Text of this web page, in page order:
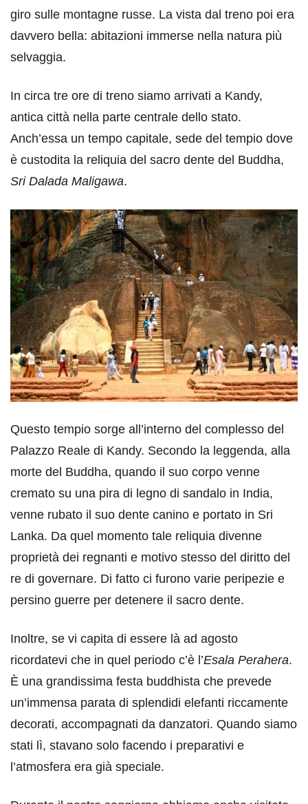
giro sulle montagne russe. La vista dal treno poi era
davvero bella: abitazioni immerse nella natura più
selvaggia.
In circa tre ore di treno siamo arrivati a Kandy,
antica città nella parte centrale dello stato.
Anch’essa un tempo capitale, sede del tempio dove
è custodita la reliquia del sacro dente del Buddha,
Sri Dalada Maligawa.
Questo tempio sorge all’interno del complesso del
Palazzo Reale di Kandy. Secondo la leggenda, alla
morte del Buddha, quando il suo corpo venne
cremato su una pira di legno di sandalo in India,
venne rubato il suo dente canino e portato in Sri
Lanka. Da quel momento tale reliquia divenne
proprietà dei regnanti e motivo stesso del diritto del
re di governare. Di fatto ci furono varie peripezie e
persino guerre per detenere il sacro dente.
Inoltre, se vi capita di essere là ad agosto
ricordatevi che in quel periodo c’è l’Esala Perahera.
È una grandissima festa buddhista che prevede
un’immensa parata di splendidi elefanti riccamente
decorati, accompagnati da danzatori. Quando siamo
stati lì, stavano solo facendo i preparativi e
l’atmosfera era già speciale.